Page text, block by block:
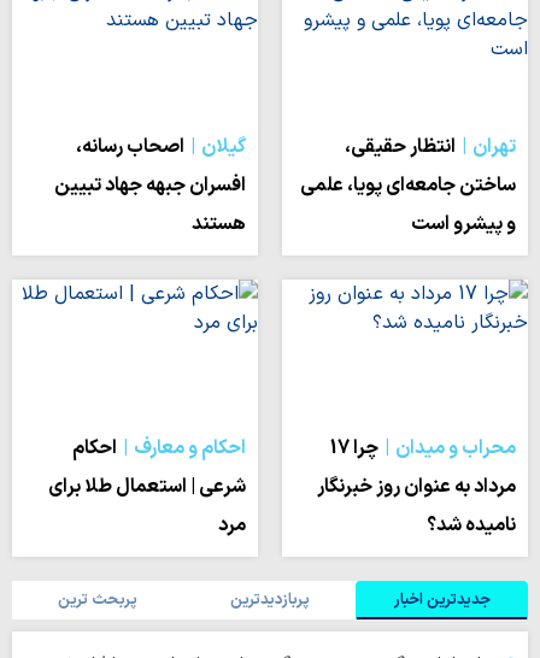
تهران
انتظار حقیقی،
ساختن جامعه‌ای پویا، علمی
و پیشرو است
گیلان
اصحاب رسانه،
افسران جبهه جهاد تبیین
هستند
محراب و میدان
چرا 17
مرداد به عنوان روز خبرنگار
نامیده شد؟
احکام و معارف
احکام
شرعی | استعمال طلا برای
مرد
جدیدترین اخبار پربازدیدترین پربحث ترین